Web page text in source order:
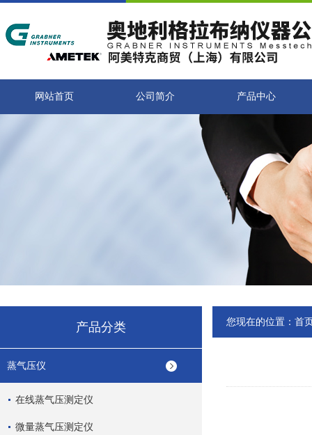
网站首页 公司简介 产品中心
产品分类
蒸气压仪
在线蒸气压测定仪
微量蒸气压测定仪
您现在的位置： 首